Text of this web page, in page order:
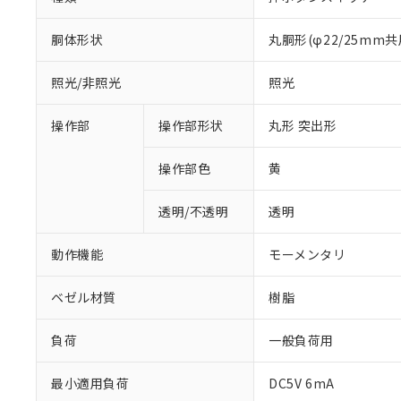
胴体形状 丸胴形(φ22/25mm共
照光/非照光 照光
操作部 操作部形状 丸形 突出形
操作部色 黄
透明/不透明 透明
動作機能 モーメンタリ
ベゼル材質 樹脂
負荷 一般負荷用
最小適用負荷 DC5V 6mA
※1 対応状況